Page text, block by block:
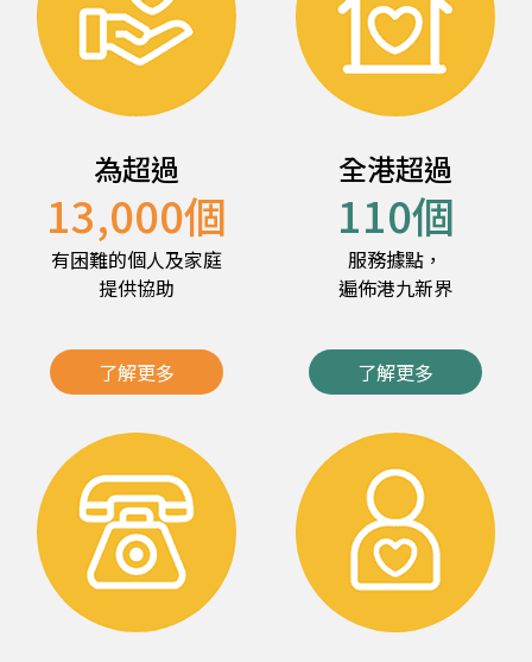
為超過
13,000個
有困難的個人及家庭
提供協助
了解更多
全港超過
110個
服務據點，
遍佈港九新界
了解更多